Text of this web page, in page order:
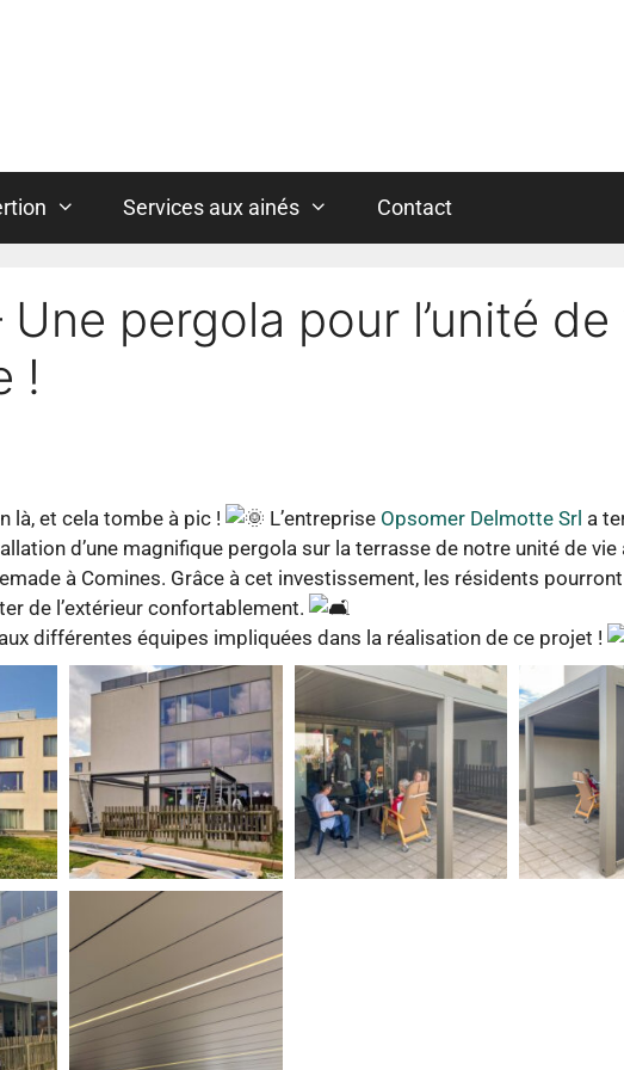
Services aux ainés Contact
Une pergola pour l’unité de
!
là, et cela tombe à pic ! L’entreprise Opsomer Delmotte Srl a
d’une magnifique pergola sur la terrasse de notre unité de
à Comines. Grâce à cet investissement, les résidents pourront
de l’extérieur confortablement.
différentes équipes impliquées dans la réalisation de ce projet !